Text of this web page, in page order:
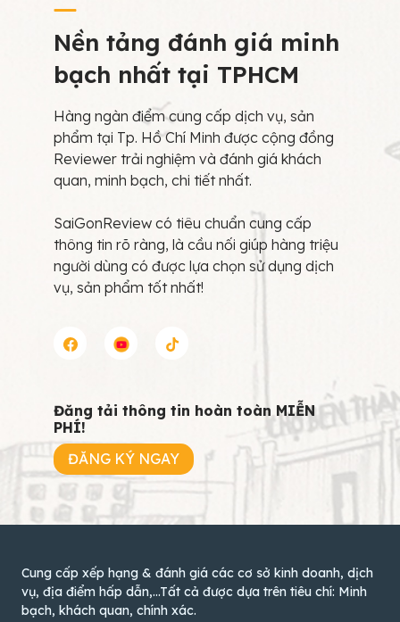
Nền tảng đánh giá minh
bạch nhất tại TPHCM
Hàng ngàn điểm cung cấp dịch vụ, sản
phẩm tại Tp. Hồ Chí Minh được cộng đồng
Reviewer trải nghiệm và đánh giá khách
quan, minh bạch, chi tiết nhất.
SaiGonReview có tiêu chuẩn cung cấp
thông tin rõ ràng, là cầu nối giúp hàng triệu
người dùng có được lựa chọn sử dụng dịch
vụ, sản phẩm tốt nhất!
Đăng tải thông tin hoàn toàn MIỄN
PHÍ!
ĐĂNG KÝ NGAY
Cung cấp xếp hạng & đánh giá các cơ sở kinh doanh, dịch
vụ, địa điểm hấp dẫn,...Tất cả được dựa trên tiêu chí: Minh
bạch, khách quan, chính xác.